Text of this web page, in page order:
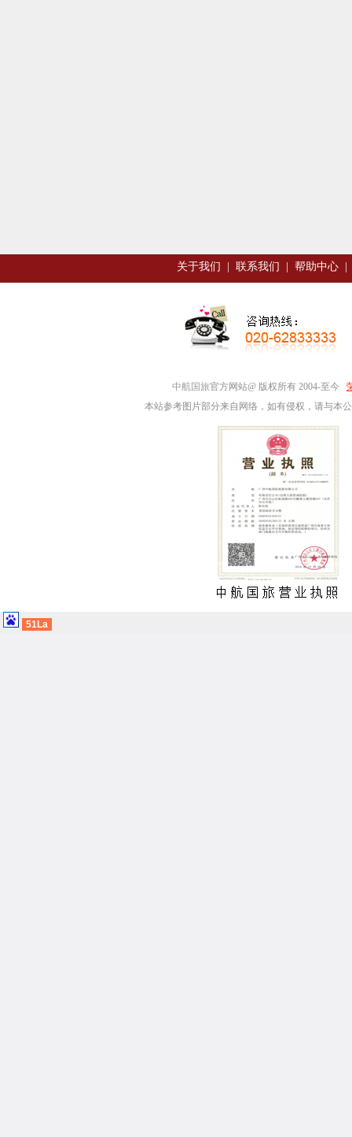
关于我们 联系我们 帮助中心
中航国旅官方网站@ 版权所有 2004-至今
本站参考图片部分来自网络，如有侵权，请与本
51La